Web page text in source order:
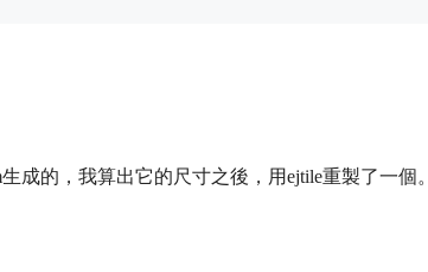
成的，我算出它的尺寸之後，用ejtile重製了一個。